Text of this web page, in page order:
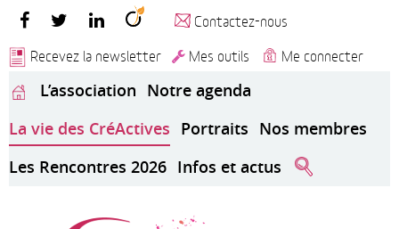
Contactez-nous
Recevez la newsletter
Mes outils Me connecter
L’association Notre agenda
La vie des CréActives Portraits Nos membres
Les Rencontres 2026 Infos et actus